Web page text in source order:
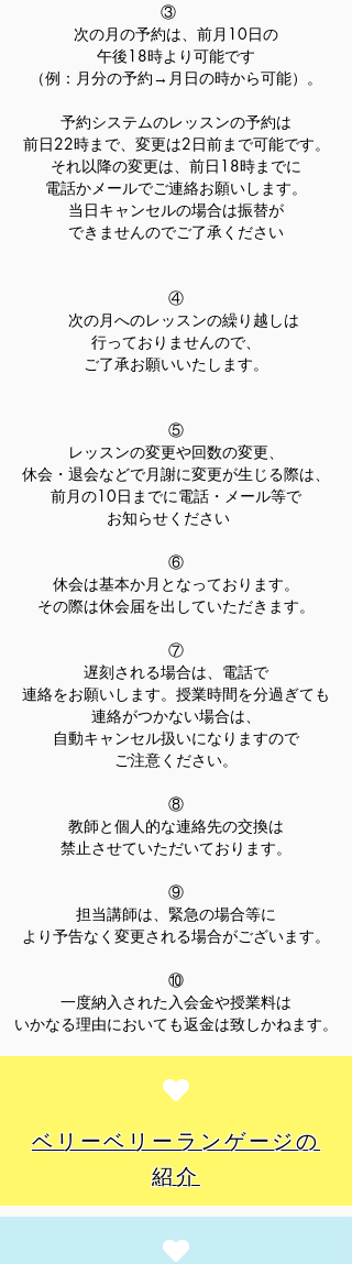
③
次の月の予約は、前月10日の
午後18時より可能です
（例：月分の予約→月日の時から可能）。
予約システムのレッスンの予約は
前日22時まで、変更は2日前まで可能です。
それ以降の変更は、前日18時までに
電話かメールでご連絡お願いします。
当日キャンセルの場合は振替が
できませんのでご了承ください
④
次の月へのレッスンの繰り越しは
行っておりませんので、
ご了承お願いいたします。
⑤
レッスンの変更や回数の変更、
休会・退会などで月謝に変更が生じる際は、
前月の10日までに電話・メール等で
お知らせください
⑥
休会は基本か月となっております。
その際は休会届を出していただきます。
​⑦
遅刻される場合は、電話で
連絡をお願いします。授業時間を分過ぎても
連絡がつかない場合は、
自動キャンセル扱いになりますので
ご注意ください。
⑧
教師と個人的な連絡先の交換は
禁止させていただいております。
⑨
担当講師は、緊急の場合等に
より予告なく変更される場合がございます。
⑩
一度納入された入会金や授業料は
いかなる理由においても返金は致しかねます。
ベリーベリーランゲージの
紹介